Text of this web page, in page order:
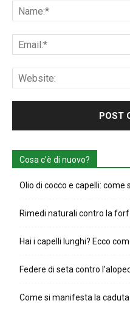
Cosa c’è di nuovo?
Olio di cocco e capelli: come
Rimedi naturali contro la
Hai i capelli lunghi? Ecco
Federe di seta contro
Come si manifesta la